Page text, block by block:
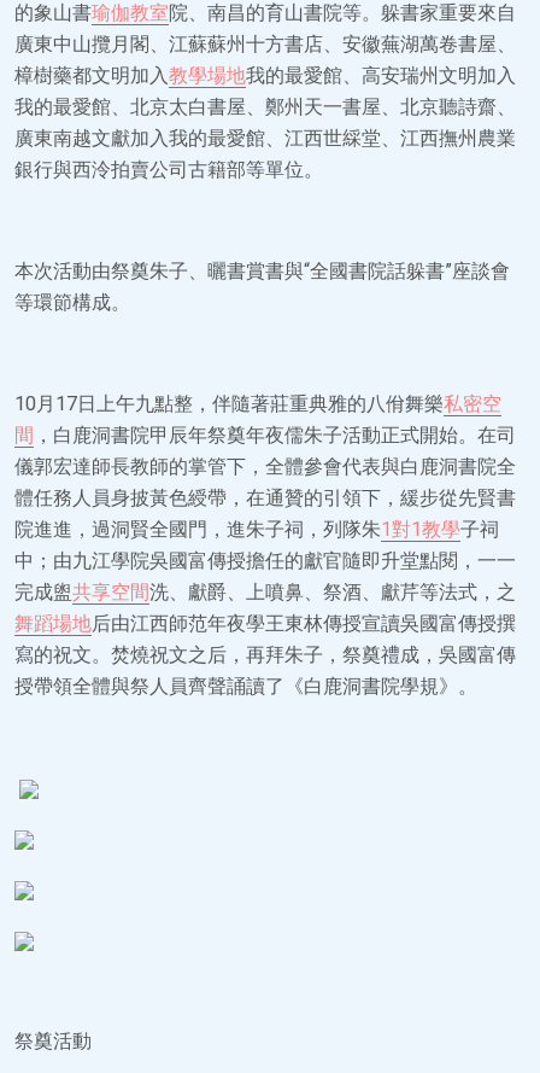
的象山書瑜伽教室院、南昌的育山書院等。躲書家重要來自
廣東中山攬月閣、江蘇蘇州十方書店、安徽蕪湖萬卷書屋、
樟樹藥都文明加入教學場地我的最愛館、高安瑞州文明加入
我的最愛館、北京太白書屋、鄭州天一書屋、北京聽詩齋、
廣東南越文獻加入我的最愛館、江西世綵堂、江西撫州農業
銀行與西泠拍賣公司古籍部等單位。
本次活動由祭奠朱子、曬書賞書與“全國書院話躲書”座談會
等環節構成。
10月17日上午九點整，伴隨著莊重典雅的八佾舞樂私密空
間 ，白鹿洞書院甲辰年祭奠年夜儒朱子活動正式開始。在司
儀郭宏達師長教師的掌管下，全體參會代表與白鹿洞書院全
體任務人員身披黃色綬帶，在通贊的引領下，緩步從先賢書
院進進，過洞賢全國門，進朱子祠，列隊朱1對1教學子祠
中；由九江學院吳國富傳授擔任的獻官隨即升堂點閱，一一
完成盥共享空間洗、獻爵、上噴鼻、祭酒、獻芹等法式，之
舞蹈場地后由江西師范年夜學王東林傳授宣讀吳國富傳授撰
寫的祝文。焚燒祝文之后，再拜朱子，祭奠禮成，吳國富傳
授帶領全體與祭人員齊聲誦讀了《白鹿洞書院學規》。
祭奠活動